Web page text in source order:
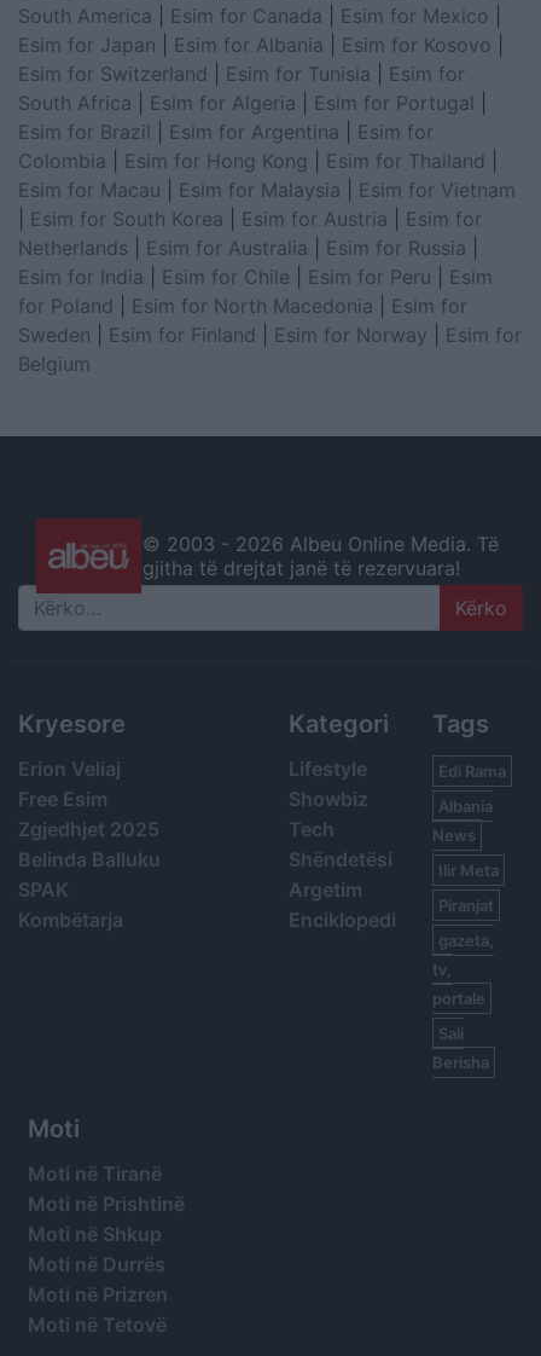
South America
Esim for Canada Esim for Mexico
Esim for Japan
Esim for Albania Esim for Kosovo
Esim for Switzerland
Esim for Tunisia
Esim for
South Africa
Esim for Algeria Esim for Portugal
Esim for Brazil
Esim for Argentina
Esim for
Colombia
Esim for Hong Kong Esim for Thailand
Esim for Macau
Esim for Malaysia
Esim for Vietnam
Esim for South Korea Esim for Austria
Esim for
Netherlands
Esim for Australia Esim for Russia
Esim for India
Esim for Chile Esim for Peru
Esim
for Poland
Esim for North Macedonia
Esim for
Sweden
Esim for Finland Esim for Norway
Esim for
Belgium
© 2003 - 2026 Albeu Online Media. Të
gjitha të drejtat janë të rezervuara!
Search
Kryesore
Erion Veliaj
Free Esim
Zgjedhjet 2025
Belinda Balluku
SPAK
Kombëtarja
Kategori
Lifestyle
Showbiz
Tech
Shëndetësi
Argetim
Enciklopedi
Tags
Edi Rama
Albania
News
Ilir Meta
Piranjat
gazeta,
tv,
portale
Sali
Berisha
Moti
Moti në Tiranë
Moti në Prishtinë
Moti në Shkup
Moti në Durrës
Moti në Prizren
Moti në Tetovë